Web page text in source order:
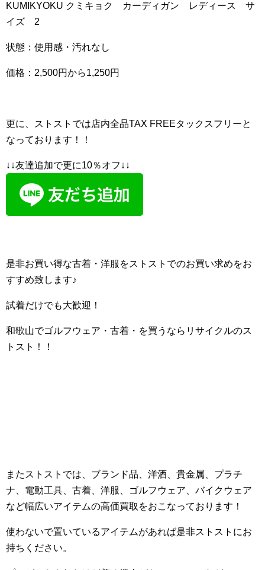
KUMIKYOKU クミキョク カーディガン レディース サ
イズ 2
状態：使用感・汚れなし
価格：2,500円から1,250円
更に、ストストでは店内全品TAX FREEタックスフリーと
なっております！！
↓↓友達追加で更に10％オフ↓↓
是非お買い得な古着・洋服をストストでのお買い求めをお
すすめ致します♪
試着だけでも大歓迎！
和歌山でゴルフウェア・古着・を買うならリサイクルのス
トスト！！
またストストでは、ブランド品、洋酒、貴金属、プラチ
ナ、電動工具、古着、洋服、ゴルフウェア、バイクウェア
など幅広いアイテムの高価買取をおこなっております！
使わないで置いているアイテムがあれば是非ストストにお
持ちください。